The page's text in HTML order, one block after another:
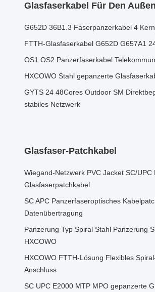
Glasfaserkabel Für Den
G652D 36B1.3 Faserpanzerkabel 4
FTTH-Glasfaserkabel G652D G657A1
OS1 OS2 Panzerfaserkabel
HXCOWO Stahl gepanzerte
GYTS 24 48Cores Outdoor SM
stabiles Netzwerk
Glasfaser-Patchkabel
Wiegand-Netzwerk PVC Jacket SC/
Glasfaserpatchkabel
SC APC Panzerfaseroptisches
Datenübertragung
Panzerung Typ Spiral Stahl Panzerung
HXCOWO
HXCOWO FTTH-Lösung Flexibles
Anschluss
SC UPC E2000 MTP MPO gepanzerte